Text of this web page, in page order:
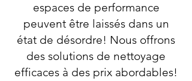
espaces de performance
peuvent être laissés dans un
état de désordre! Nous offrons
des solutions de nettoyage
efficaces à des prix abordables!